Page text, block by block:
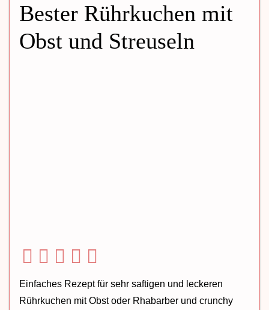
Bester Rührkuchen mit
Obst und Streuseln
Einfaches Rezept für sehr saftigen und leckeren
Rührkuchen mit Obst oder Rhabarber und crunchy